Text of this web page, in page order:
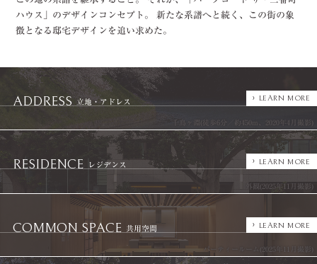
ハウス」のデザインコンセプト。 新たな系譜へと続く、
この街の象
徴となる邸宅デザインを追い求めた。
千鳥ヶ淵(徒歩6分／約450m、2020年4月撮影)
ADDRESS 立地・アドレス LEARN MORE
外観(2025年11月撮影)
RESIDENCE レジデンス LEARN MORE
パーティールーム(2025年11月撮影)
COMMON SPACE 共用空間 LEARN MORE